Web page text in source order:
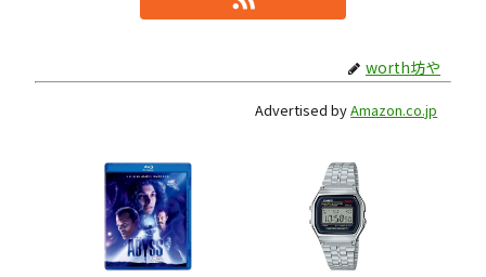
worth坊や
Advertised byAmazon.co.jp